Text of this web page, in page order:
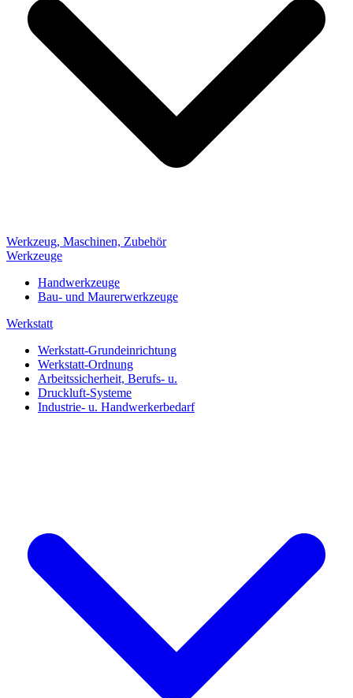
Werkzeug, Maschinen, Zubehör
Werkzeuge
Handwerkzeuge
Bau- und Maurerwerkzeuge
Werkstatt
Werkstatt-Grundeinrichtung
Werkstatt-Ordnung
Arbeitssicherheit, Berufs- u.
Druckluft-Systeme
Industrie- u. Handwerkerbedarf